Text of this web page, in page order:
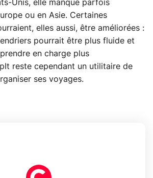
Unis, elle manque parfois
ou en Asie. Certaines
elles aussi, être améliorées :
pourrait être plus fluide et
en charge plus
reste cependant un utilitaire de
ses voyages.